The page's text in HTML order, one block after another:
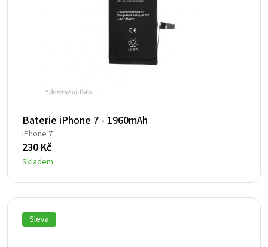
Baterie iPhone 7 - 1960mAh
iPhone 7
230 Kč
Skladem
Sleva